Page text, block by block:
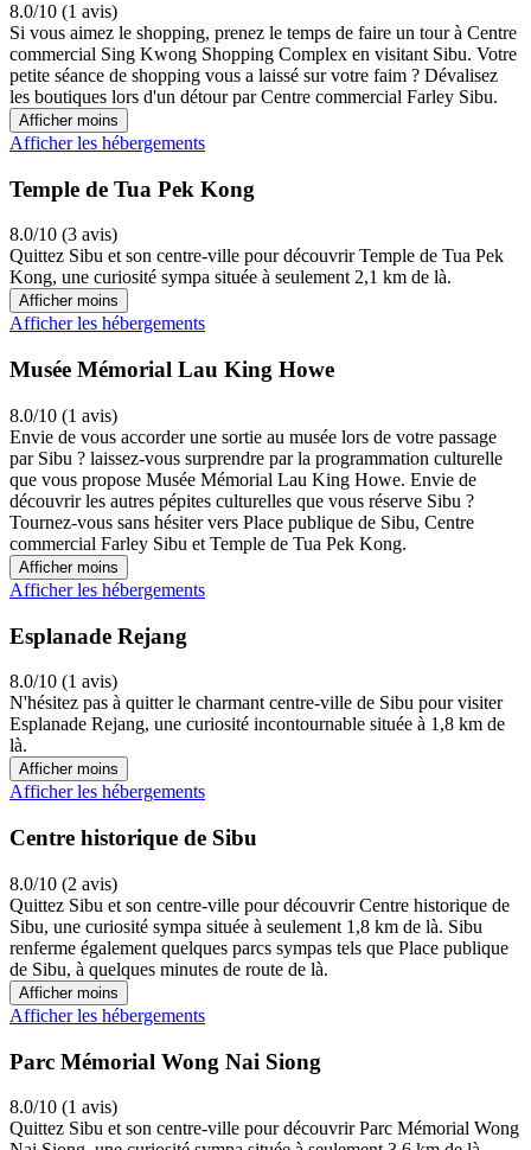
8.0/10 (1 avis)
Si vous aimez le shopping, prenez le temps de faire un tour à Centre
commercial Sing Kwong Shopping Complex en visitant Sibu. Votre
petite séance de shopping vous a laissé sur votre faim ? Dévalisez
les boutiques lors d'un détour par Centre commercial Farley Sibu.
Afficher moins
Afficher les hébergements
Temple de Tua Pek Kong
8.0/10 (3 avis)
Quittez Sibu et son centre-ville pour découvrir Temple de Tua Pek
Kong, une curiosité sympa située à seulement 2,1 km de là.
Afficher moins
Afficher les hébergements
Musée Mémorial Lau King Howe
8.0/10 (1 avis)
Envie de vous accorder une sortie au musée lors de votre passage
par Sibu ? laissez-vous surprendre par la programmation culturelle
que vous propose Musée Mémorial Lau King Howe. Envie de
découvrir les autres pépites culturelles que vous réserve Sibu ?
Tournez-vous sans hésiter vers Place publique de Sibu, Centre
commercial Farley Sibu et Temple de Tua Pek Kong.
Afficher moins
Afficher les hébergements
Esplanade Rejang
8.0/10 (1 avis)
N'hésitez pas à quitter le charmant centre-ville de Sibu pour visiter
Esplanade Rejang, une curiosité incontournable située à 1,8 km de
là.
Afficher moins
Afficher les hébergements
Centre historique de Sibu
8.0/10 (2 avis)
Quittez Sibu et son centre-ville pour découvrir Centre historique de
Sibu, une curiosité sympa située à seulement 1,8 km de là. Sibu
renferme également quelques parcs sympas tels que Place publique
de Sibu, à quelques minutes de route de là.
Afficher moins
Afficher les hébergements
Parc Mémorial Wong Nai Siong
8.0/10 (1 avis)
Quittez Sibu et son centre-ville pour découvrir Parc Mémorial Wong